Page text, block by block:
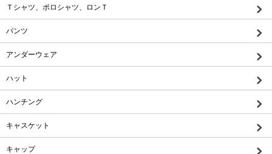
Ｔシャツ、ポロシャツ、ロンＴ
パンツ
アンダーウェア
ハット
ハンチング
キャスケット
キャップ